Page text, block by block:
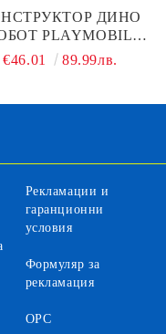
ДИНО
PLAYMOBIL
70928
€46.01 89.99лв.
Рекламации и
гаранционни
условия
Формуляр за
рекламация
ОРС